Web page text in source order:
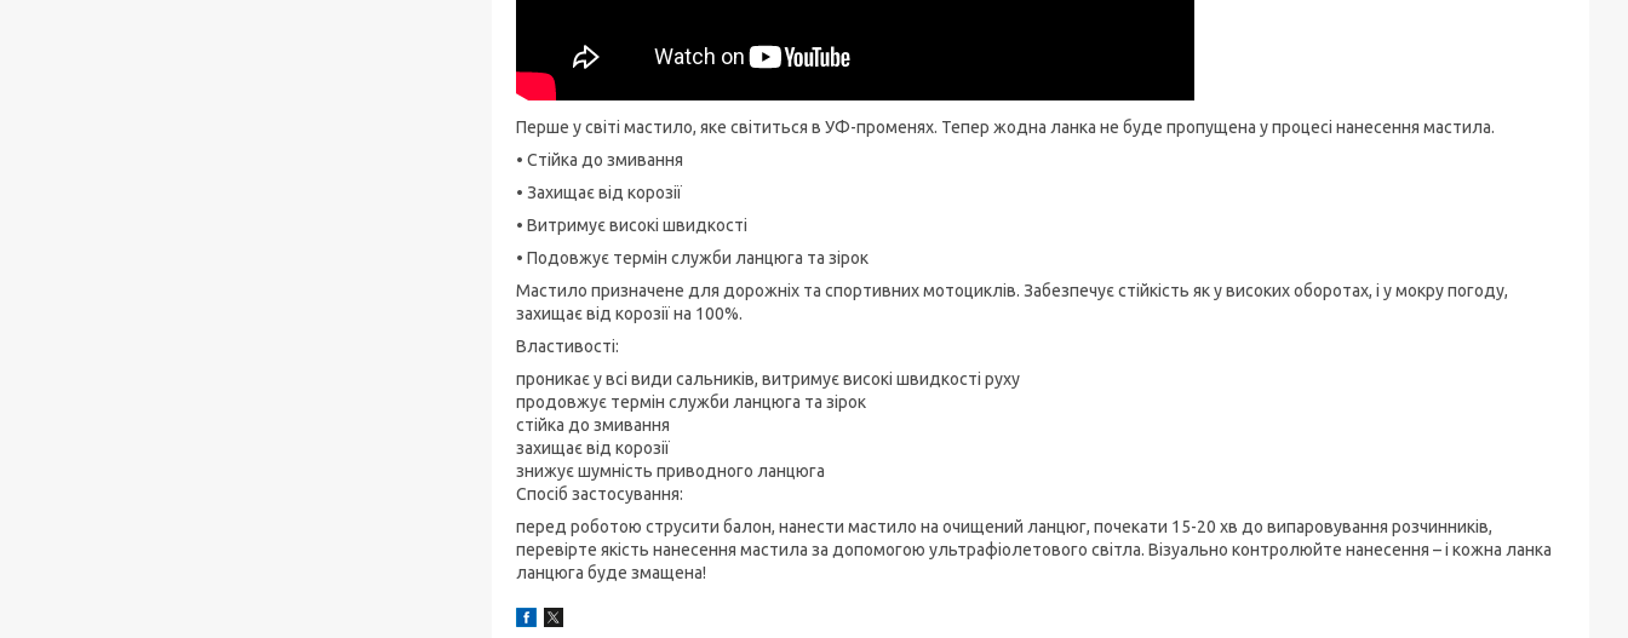
Перше у світі мастило, яке світиться в УФ-променях. Тепер жодна ланка не буде пропущена у процесі нанесення мастила.
• Стійка до змивання
• Захищає від корозії
• Витримує високі швидкості
• Подовжує термін служби ланцюга та зірок
Мастило призначене для дорожніх та спортивних мотоциклів. Забезпечує стійкість як у високих оборотах, і у мокру погоду,
захищає від корозії на 100%.
Властивості:
проникає у всі види сальників, витримує високі швидкості руху
продовжує термін служби ланцюга та зірок
стійка до змивання
захищає від корозії
знижує шумність приводного ланцюга
Спосіб застосування:
перед роботою струсити балон, нанести мастило на очищений ланцюг, почекати 15-20 хв до випаровування розчинників,
перевірте якість нанесення мастила за допомогою ультрафіолетового світла. Візуально контролюйте нанесення – і кожна ланка
ланцюга буде змащена!